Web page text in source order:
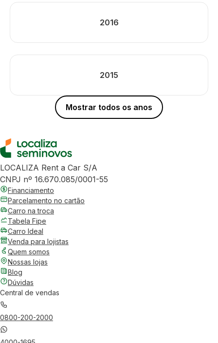
2016
2015
Mostrar todos os anos
LOCALIZA Rent a Car S/A
CNPJ nº 16.670.085/0001-55
Financiamento
Parcelamento no cartão
Carro na troca
Tabela Fipe
Carro Ideal
Venda para lojistas
Quem somos
Nossas lojas
Blog
Dúvidas
Central de vendas
0800-200-2000